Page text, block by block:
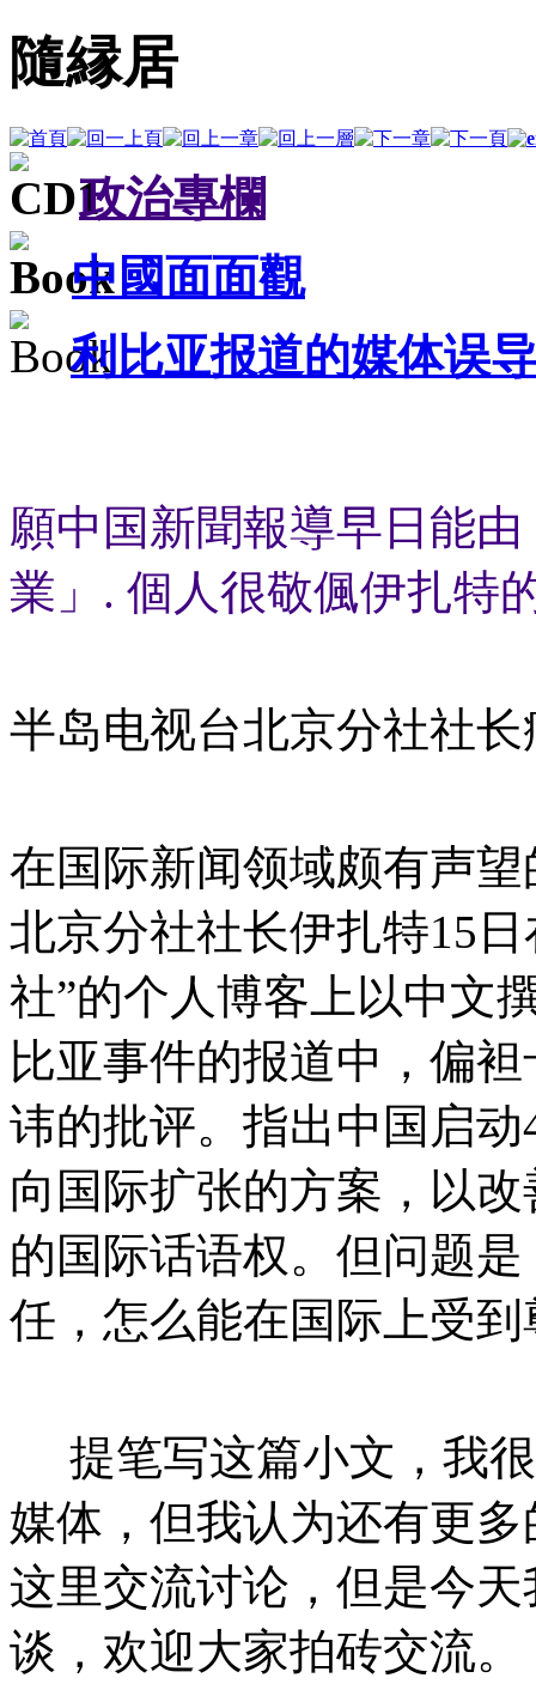
隨縁居
政治專欄
中國面面觀
利比亚报道的媒体误导
願中国新聞報導早日能
業」. 個人很敬偑伊扎特
半岛电视台北京分社社
在国际新闻领域颇有声望
北京分社社长伊扎特15
社”的个人博客上以中文
比亚事件的报道中，偏
讳的批评。指出中国启
向国际扩张的方案，以
的国际话语权。但问题
任，怎么能在国际上受
提笔写这篇小文，我
媒体，但我认为还有更
这里交流讨论，但是今
谈，欢迎大家拍砖交流。